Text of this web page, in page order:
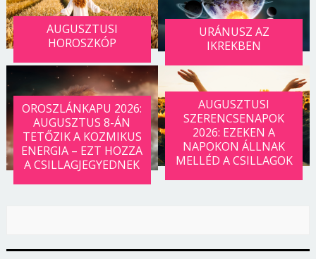
AUGUSZTUSI
HOROSZKÓP
URÁNUSZ AZ
IKREKBEN
OROSZLÁNKAPU 2026:
AUGUSZTUS 8-ÁN
TETŐZIK A KOZMIKUS
ENERGIA – EZT HOZZA
A CSILLAGJEGYEDNEK
AUGUSZTUSI
SZERENCSENAPOK
2026: EZEKEN A
NAPOKON ÁLLNAK
MELLÉD A CSILLAGOK